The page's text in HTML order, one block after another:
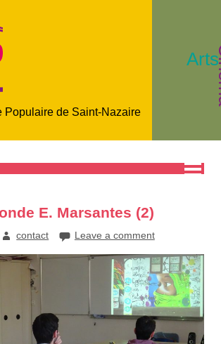
Populaire de Saint-Nazaire
E. Marsantes (2)
contact Leave a comment